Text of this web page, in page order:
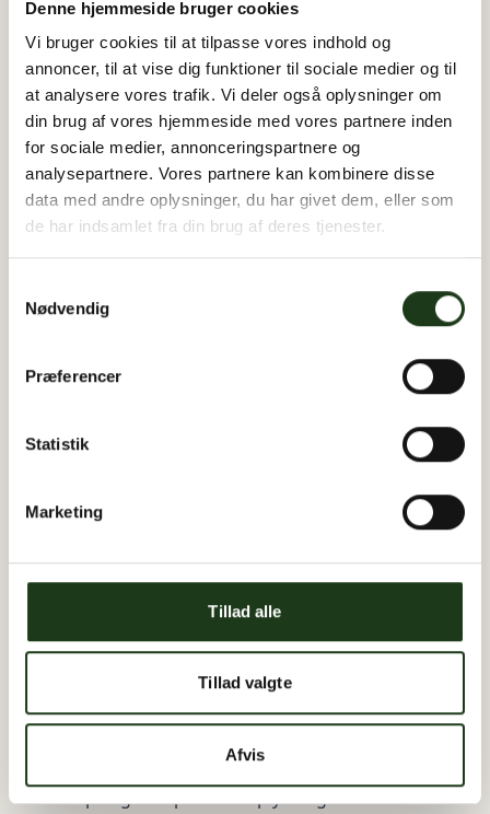
Denne hjemmeside bruger cookies
Vi bruger cookies til at tilpasse vores indhold og
annoncer, til at vise dig funktioner til sociale medier og til
at analysere vores trafik. Vi deler også oplysninger om
din brug af vores hjemmeside med vores partnere inden
for sociale medier, annonceringspartnere og
analysepartnere. Vores partnere kan kombinere disse
data med andre oplysninger, du har givet dem, eller som
de har indsamlet fra din brug af deres tjenester.
Nødvendig
Præferencer
Statistik
Marketing
Tillad alle
Tillad valgte
Afvis
Du skal vide at dine personoplysninger ikke
deles/videregives uden gældende
fuldmagt/samtykke fra dig.
Afhængigt af forløbet for bisættelsen og evt.
behandling af dødsboet efterfølgende, kan det være
at vi har brug for flere oplysninger end dem, vi
modtager ved første henvendelse.
Vi kan ligeledes, med dit samtykke i form af en
myndighederne (Skat, personregistreringsmyndighed,
forsikringsselskab, udlejningsselskab etc) såfremt
dette er nødvendigt i forbindelse med planlægning af
forløbet for begravelsen og behandling af dødsboet.
Såfremt du ønsker det sender vi dig en kopi af
kommentere dem.
identificere dig, men mindre at vi af lovmæssige
årsager er pålagt at opbevare din personoplysninger,
Din sag er ikke færdigbehandlet, pga. f.eks.
igangværende ekspedition ved skifteretten, ikke-
Vi er pålagt at opbevare oplysninger af skatte-